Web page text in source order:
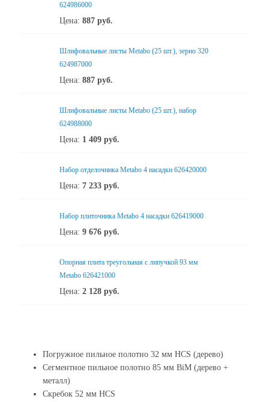
624986000
Цена: 887 руб.
Шлифовальные листы Metabo (25 шт.), зерно 320
624987000
Цена: 887 руб.
Шлифовальные листы Metabo (25 шт.), набор
624988000
Цена: 1 409 руб.
Набор отделочника Metabo 4 насадки 626420000
Цена: 7 233 руб.
Набор плиточника Metabo 4 насадки 626419000
Цена: 9 676 руб.
Опорная плита треугольная с липучкой 93 мм
Metabo 626421000
Цена: 2 128 руб.
Погружное пильное полотно 32 мм HCS (дерево)
Сегментное пильное полотно 85 мм BiM (дерево +
металл)
Скребок 52 мм HCS